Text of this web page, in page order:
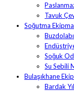
Tavuk
Soğutma
Soğuk
Su Sebili
Bulaşıkhane
Bardak